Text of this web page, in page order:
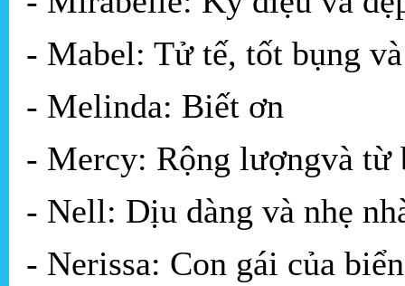
- Mabel: Tử tế, tốt bụng
- Melinda: Biết ơn
- Mercy: Rộng lượngvà từ
- Nell: Dịu dàng và nhẹ
- Nerissa: Con gái của biển